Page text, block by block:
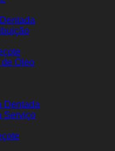
Óleo
Dentada
Serviço